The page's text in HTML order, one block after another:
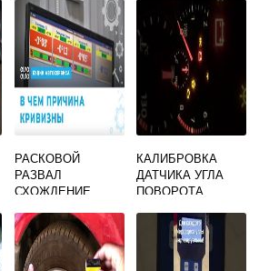
РАСКОВОЙ
РАЗВАЛ
СХОЖДЕНИЕ
КАЛИБРОВКА
ДАТЧИКА УГЛА
ПОВОРОТА
КОЛЕСА SOLARIS
ПОШАГОВО